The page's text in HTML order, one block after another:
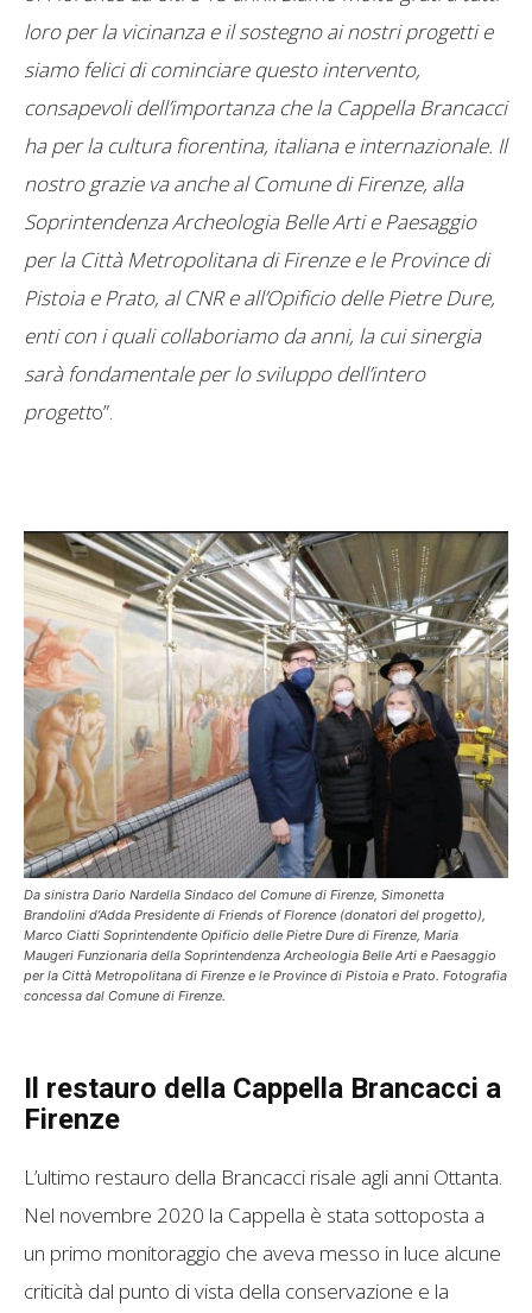
loro per la vicinanza e il sostegno ai nostri progetti e
siamo felici di cominciare questo intervento,
consapevoli dell’importanza che la Cappella Brancacci
ha per la cultura fiorentina, italiana e internazionale. Il
nostro grazie va anche al Comune di Firenze, alla
Soprintendenza Archeologia Belle Arti e Paesaggio
per la Città Metropolitana di Firenze e le Province di
Pistoia e Prato, al CNR e all’Opificio delle Pietre Dure,
enti con i quali collaboriamo da anni, la cui sinergia
sarà fondamentale per lo sviluppo dell’intero
progetto”.
Da sinistra Dario Nardella Sindaco del Comune di Firenze, Simonetta
Brandolini d’Adda Presidente di Friends of Florence (donatori del progetto),
Marco Ciatti Soprintendente Opificio delle Pietre Dure di Firenze, Maria
Maugeri Funzionaria della Soprintendenza Archeologia Belle Arti e Paesaggio
per la Città Metropolitana di Firenze e le Province di Pistoia e Prato. Fotografia
concessa dal Comune di Firenze.
Il restauro della Cappella Brancacci a
Firenze
L’ultimo restauro della Brancacci risale agli anni Ottanta.
Nel novembre 2020 la Cappella è stata sottoposta a
un primo monitoraggio che aveva messo in luce alcune
criticità dal punto di vista della conservazione e la